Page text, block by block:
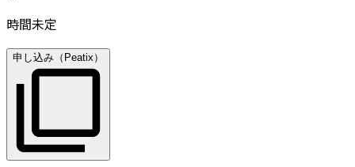
時間未定
申し込み（Peatix）